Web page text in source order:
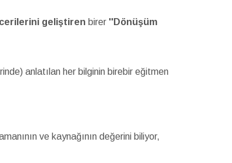
geliştiren birer ''Dönüşüm
anlatılan her bilginin birebir eğitmen
ve kaynağının değerini biliyor,